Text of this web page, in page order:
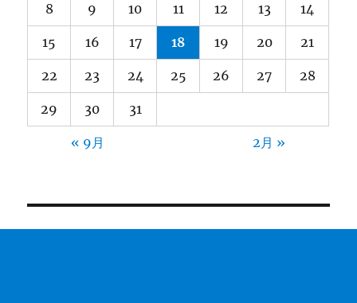
8 9 10 11 12 13 14
15 16 17 18 19 20 21
22 23 24 25 26 27 28
29 30 31
« 9月 2月 »